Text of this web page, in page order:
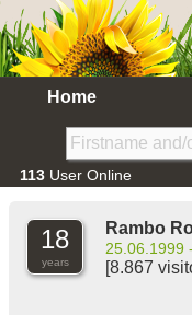
Home
113 User Online
18
years
Rambo
25.06.1999
[8.867